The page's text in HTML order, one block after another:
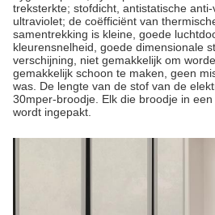
treksterkte; stofdicht, antistatische
ultraviolet; de coëfficiënt van
samentrekking is kleine, goede
kleurensnelheid, goede dimensionale
verschijning, niet gemakkelijk om
gemakkelijk schoon te maken, geen
was. De lengte van de stof van de
30mper-broodje. Elk die broodje in
wordt ingepakt.